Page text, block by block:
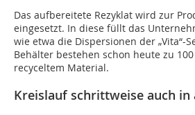
Das aufbereitete Rezyklat wird zur
eingesetzt. In diese füllt das
wie etwa die Dispersionen der „Vita“-
Behälter bestehen schon heute zu
recyceltem Material.
Kreislauf schrittweise auch